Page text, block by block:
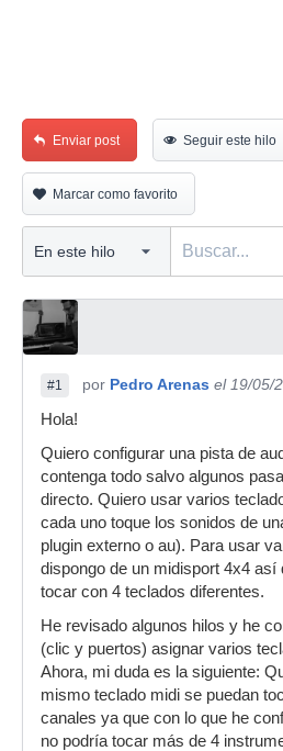
Enviar post Seguir este hilo
Marcar como favorito
#1 por Pedro Arenas el 19/05/
Hola!
Quiero configurar una pista de
contenga todo salvo algunos
directo. Quiero usar varios
cada uno toque los sonidos de
plugin externo o au). Para usar
dispongo de un midisport 4x4 así
tocar con 4 teclados diferentes.
He revisado algunos hilos y he
(clic y puertos) asignar varios
Ahora, mi duda es la siguiente:
mismo teclado midi se puedan
canales ya que con lo que he
no podría tocar más de 4